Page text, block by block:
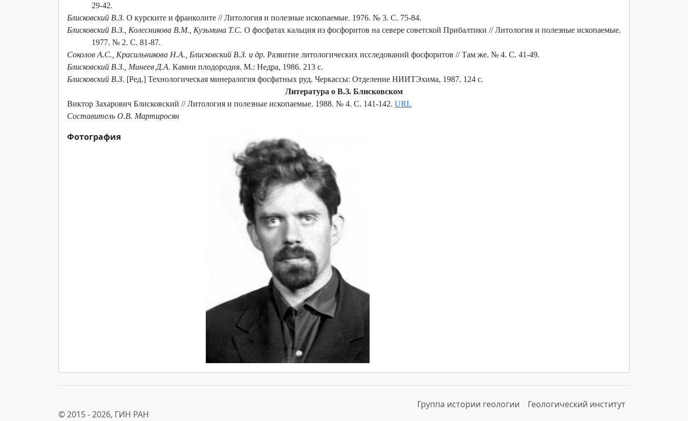
29-42.
Блисковский В.З. О курските и франколите // Литология и полезные ископаемые. 1976. № 3. С. 75-84.
Блисковский В.З., Колесникова В.М., Кузьмина Т.С. О фосфатах кальция из фосфоритов на севере советской Прибалтики // Литология и полезные ископаемые.
1977. № 2. С. 81-87.
Соколов А.С., Красильникова Н.А., Блисковский В.З. и др. Развитие литологических исследований фосфоритов // Там же. № 4. С. 41-49.
Блисковский В.З., Минеев Д.А. Камни плодородия. М.: Недра, 1986. 213 с.
Блисковский В.З. [Ред.] Технологическая минералогия фосфатных руд. Черкассы: Отделение НИИТЭхима, 1987. 124 с.
Литература о В.З. Блисковском
Виктор Захарович Блисковский // Литология и полезные ископаемые. 1988. № 4. С. 141-142. URL
Составитель О.В. Мартиросян
Фотография
© 2015 -2026, ГИН РАН
Группа истории геологии
Геологический институт